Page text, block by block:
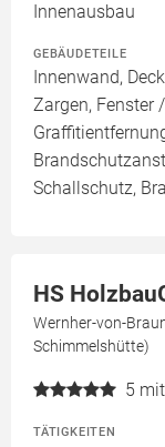
Innenausbau
GEBÄUDETEILE
Innenwand,
Zargen, Fenster
Schallschutz,
HS
Wernher-von-
Schimmelshütte)
5
TÄTIGKEITEN